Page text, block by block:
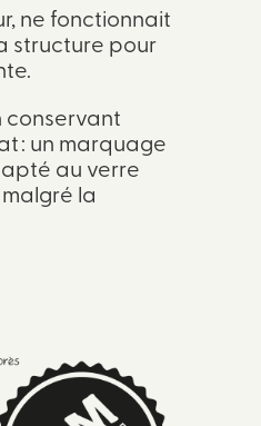
ne fonctionnait
structure pour
conservant
: un marquage
au verre
la